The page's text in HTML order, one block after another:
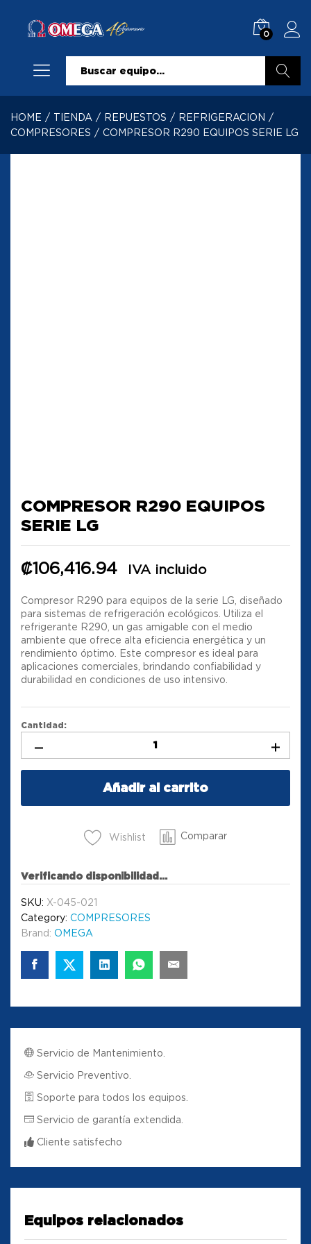
0
HOME / TIENDA / REPUESTOS / REFRIGERACION /
COMPRESORES / COMPRESOR R290 EQUIPOS SERIE LG
COMPRESOR R290 EQUIPOS
SERIE LG
₡106,416.94 IVA incluido
Compresor R290 para equipos de la serie LG, diseñado
para sistemas de refrigeración ecológicos. Utiliza el
refrigerante R290, un gas amigable con el medio
ambiente que ofrece alta eficiencia energética y un
rendimiento óptimo. Este compresor es ideal para
aplicaciones comerciales, brindando confiabilidad y
durabilidad en condiciones de uso intensivo.
Cantidad:
Añadir al carrito
Wishlist Comparar
Verificando disponibilidad...
SKU: X-045-021
Category: COMPRESORES
Brand: OMEGA
Servicio de Mantenimiento.
Servicio Preventivo.
Soporte para todos los equipos.
Servicio de garantía extendida.
Cliente satisfecho
Equipos relacionados